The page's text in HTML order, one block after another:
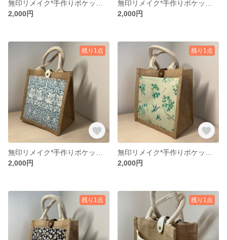
2,000円
2,000円
残り1点
2,000円
残り1点
2,000円
残り1点 残り1点